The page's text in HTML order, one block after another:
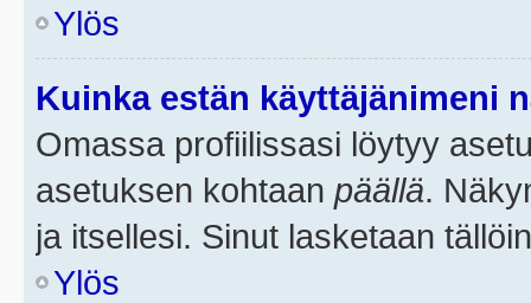
Ylös
Kuinka estän käyttäjänimeni
Omassa profiilissasi löytyy
asetuksen kohtaan päällä.
ja itsellesi. Sinut lasketaan
Ylös